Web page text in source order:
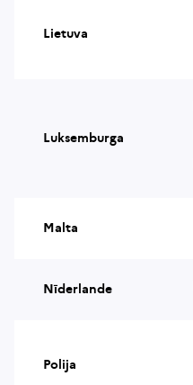
Lietuva
Luksemburga
Malta
Nīderlande
Polija